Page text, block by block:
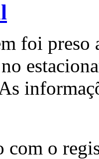
foi preso
com o